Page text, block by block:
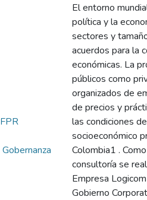
El entorno
política y la
sectores y
acuerdos para la
económicas. La
públicos como
organizados de
de precios y
las condiciones
socioeconómico
Colombia1 .
consultoría se
Empresa
Gobierno